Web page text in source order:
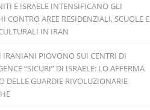
E ISRAELE INTENSIFICANO GLI
CONTRO AREE RESIDENZIALI, SCUOLE E
IN IRAN
IRANIANI PIOVONO SUI CENTRI DI
“SICURI” DI ISRAELE: LO AFFERMA
DELLE GUARDIE RIVOLUZIONARIE